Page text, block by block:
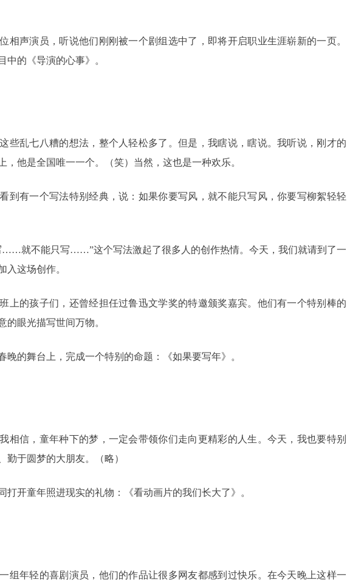
相声演员，听说他们刚刚被一个剧组选中了，即将开启职业生涯崭新的一页。
中的《导演的心事》。
些乱七八糟的想法，整个人轻松多了。但是，我瞎说，瞎说。我听说，刚才的
，他是全国唯一一个。（笑）当然，这也是一种欢乐。
到有一个写法特别经典，说：如果你要写风，就不能只写风，你要写柳絮轻轻
……就不能只写……”这个写法激起了很多人的创作热情。今天，我们就请到了一
入这场创作。
上的孩子们，还曾经担任过鲁迅文学奖的特邀颁奖嘉宾。他们有一个特别棒的
的眼光描写世间万物。
晚的舞台上，完成一个特别的命题：《如果要写年》。
相信，童年种下的梦，一定会带领你们走向更精彩的人生。今天，我也要特别
勤于圆梦的大朋友。（略）
打开童年照进现实的礼物：《看动画片的我们长大了》。
组年轻的喜剧演员，他们的作品让很多网友都感到过快乐。在今天晚上这样一